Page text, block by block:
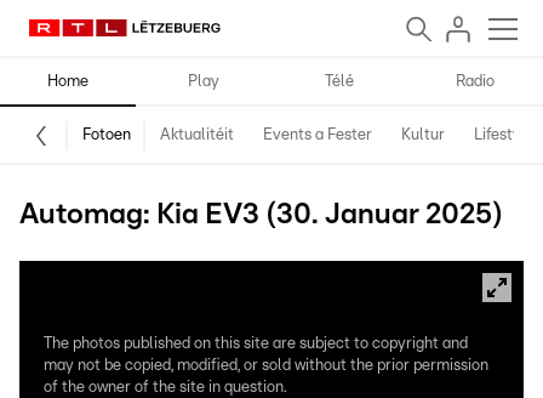
Home Play Télé Radio
Fotoen Aktualitéit Events a Fester Kultur Lifestyle
Automag: Kia EV3 (30. Januar 2025)
The photos published on this site are subject to copyright and
may not be copied, modified, or sold without the prior permission
of the owner of the site in question.